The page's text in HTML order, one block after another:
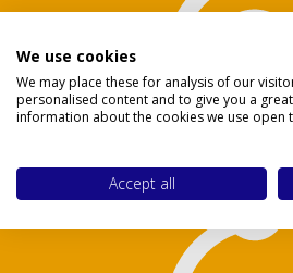
We use cookies
We may place these for analysis of our
personalised content and to give you a
information about the cookies we use open
Accept all